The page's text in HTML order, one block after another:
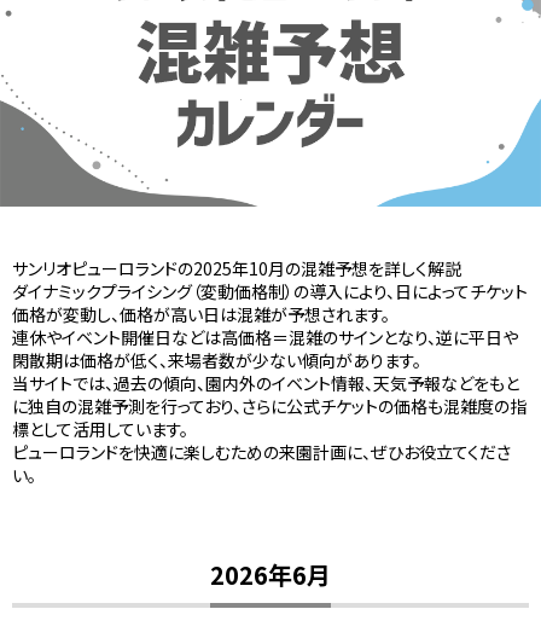
サンリオピューロランドの2025年10月の混雑予想を詳しく解説
ダイナミックプライシング（変動価格制）の導入により、日によってチケット
価格が変動し、価格が高い日は混雑が予想されます。
連休やイベント開催日などは高価格＝混雑のサインとなり、逆に平日や
閑散期は価格が低く、来場者数が少ない傾向があります。
当サイトでは、過去の傾向、園内外のイベント情報、天気予報などをもと
に独自の混雑予測を行っており、さらに公式チケットの価格も混雑度の指
標として活用しています。
ピューロランドを快適に楽しむための来園計画に、ぜひお役立てくださ
い。
2026年6月